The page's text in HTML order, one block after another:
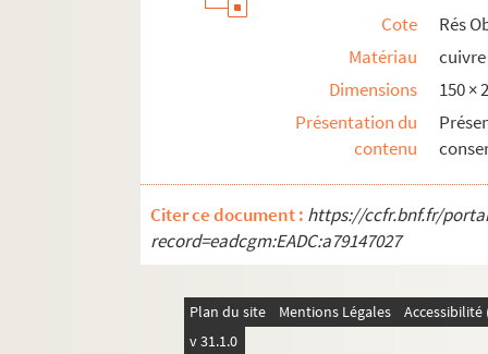
Cote
Rés
Matériau
cuivre
Dimensions
150 ×
Présentation du
contenu
Citer ce document : https://ccfr.bnf.fr/
record=eadcgm:EADC:a79147027
Plan du site Mentions Légales
v 31.1.0